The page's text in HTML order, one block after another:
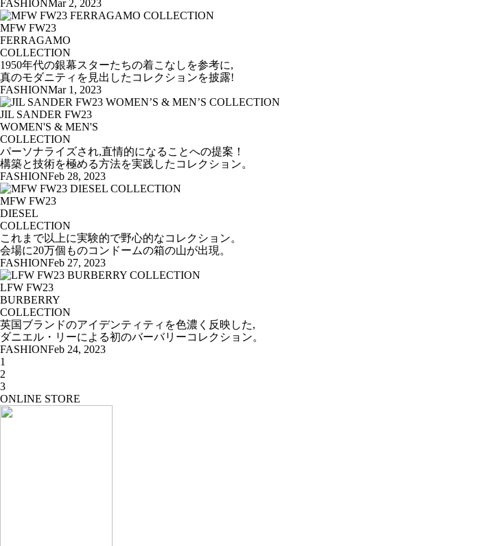
FASHIONMar 2, 2023
MFW FW23
FERRAGAMO
COLLECTION
1950年代の銀幕スターたちの着こなしを参考に,
真のモダニティを見出したコレクションを披露!
FASHIONMar 1, 2023
JIL SANDER FW23
WOMEN'S & MEN'S
COLLECTION
パーソナライズされ,直情的になることへの提案！
構築と技術を極める方法を実践したコレクション。
FASHIONFeb 28, 2023
MFW FW23
DIESEL
COLLECTION
これまで以上に実験的で野心的なコレクション。
会場に20万個ものコンドームの箱の山が出現。
FASHIONFeb 27, 2023
LFW FW23
BURBERRY
COLLECTION
英国ブランドのアイデンティティを色濃く反映した,
ダニエル・リーによる初のバーバリーコレクション。
FASHIONFeb 24, 2023
1
2
3
ONLINE STORE